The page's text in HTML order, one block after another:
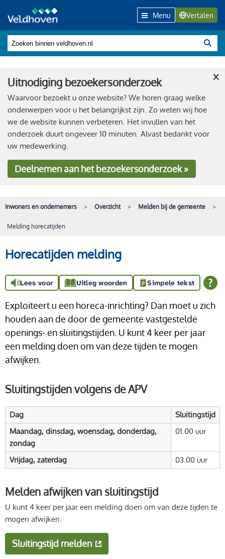
Menu Vertalen
Uitnodiging bezoekersonderzoek
Waarvoor bezoekt u onze website? We horen graag welke
onderwerpen voor u het belangrijkst zijn. Zo weten wij hoe
we de website kunnen verbeteren. Het invullen van het
onderzoek duurt ongeveer 10 minuten. Alvast bedankt voor
uw medewerking.
Deelnemenaan het bezoekersonderzoek »
×
Inwoners en ondernemers Overzicht Melden bij de gemeente
Melding horecatijden
Horecatijden melding
Lees voor Uitleg woorden Simpele tekst
Exploiteert u een horeca-inrichting? Dan moet u zich
houden aan de door de gemeente vastgestelde
openings- en sluitingstijden. U kunt 4 keer per jaar
een melding doen om van deze tijden te mogen
afwijken.
Sluitingstijden volgens de APV
Dag
Sluitingstijd
Maandag, dinsdag, woensdag, donderdag,
zondag
01.00 uur
Vrijdag, zaterdag 03.00 uur
Melden afwijken van sluitingstijd
U kunt 4 keer per jaar een melding doen om van deze tijden te
mogen afwijken.
Sluitingstijd melden